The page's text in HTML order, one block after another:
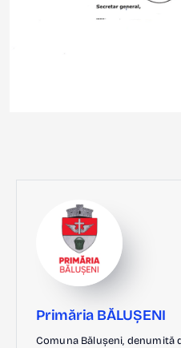
Primăria BĂLUȘENI
Comuna Bălușeni, denumită